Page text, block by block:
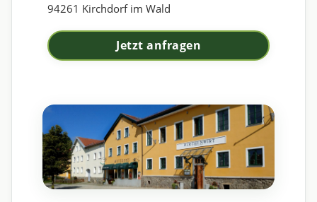
94261 Kirchdorf im Wald
Jetzt anfragen